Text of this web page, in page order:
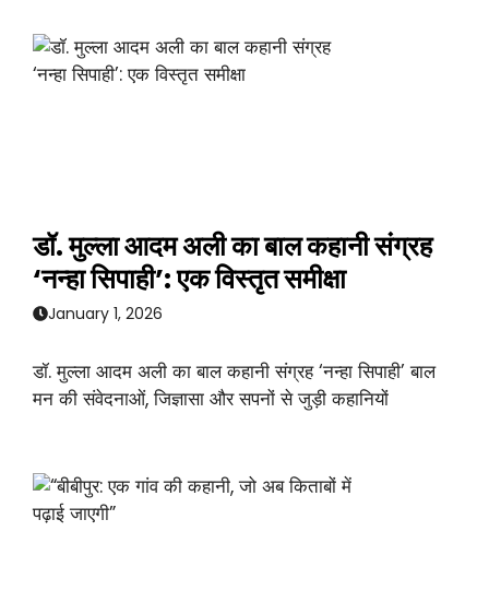
डॉ. मुल्ला आदम अली का बाल कहानी संग्रह
‘नन्हा सिपाही’: एक विस्तृत समीक्षा
January 1, 2026
डॉ. मुल्ला आदम अली का बाल कहानी संग्रह ‘नन्हा सिपाही’ बाल
मन की संवेदनाओं, जिज्ञासा और सपनों से जुड़ी कहानियों